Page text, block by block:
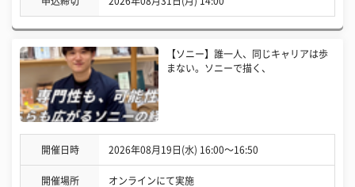
【ソニー】誰一人、同じキャリアは歩
まない。ソニーで描く、
開催日時 2026年08月19日(水) 16:00〜16:50
開催場所 オンラインにて実施